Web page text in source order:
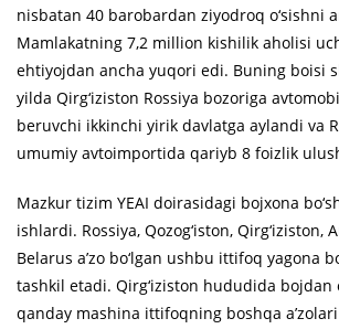
nisbatan 40 barobardan ziyodroq o‘sishni
Mamlakatning 7,2 million kishilik aholisi
ehtiyojdan ancha yuqori edi. Buning boisi
yilda Qirg‘iziston Rossiya bozoriga
beruvchi ikkinchi yirik davlatga aylandi va
umumiy avtoimportida qariyb 8 foizlik
Mazkur tizim YEAI doirasidagi bojxona
ishlardi. Rossiya, Qozog‘iston, Qirg‘iziston,
Belarus a’zo bo‘lgan ushbu ittifoq yagona
tashkil etadi. Qirg‘iziston hududida bojdan
qanday mashina ittifoqning boshqa